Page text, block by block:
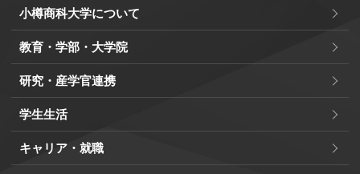
小樽商科大学について
教育・学部・大学院
研究・産学官連携
学生生活
キャリア・就職